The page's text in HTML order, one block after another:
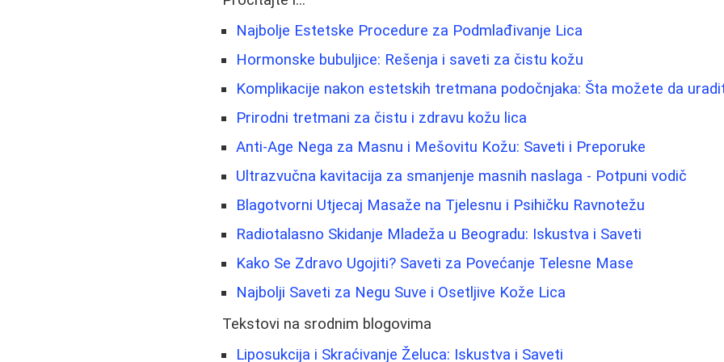
Najbolje Estetske Procedure za Podmlađivanje Lica
Hormonske bubuljice: Rešenja i saveti za čistu kožu
Komplikacije nakon estetskih tretmana podočnjaka: Šta možete da
Prirodni tretmani za čistu i zdravu kožu lica
Anti-Age Nega za Masnu i Mešovitu Kožu: Saveti i Preporuke
Ultrazvučna kavitacija za smanjenje masnih naslaga - Potpuni vodič
Blagotvorni Utjecaj Masaže na Tjelesnu i Psihičku Ravnotežu
Radiotalasno Skidanje Mladeža u Beogradu: Iskustva i Saveti
Kako Se Zdravo Ugojiti? Saveti za Povećanje Telesne Mase
Najbolji Saveti za Negu Suve i Osetljive Kože Lica
Tekstovi na srodnim blogovima
Liposukcija i Skraćivanje Želuca: Iskustva i Saveti